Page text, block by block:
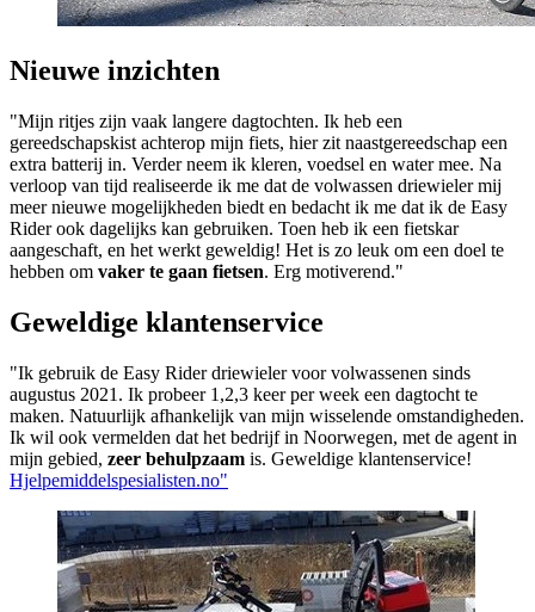
Nieuwe inzichten
"Mijn ritjes zijn vaak langere dagtochten. Ik heb een
gereedschapskist achterop mijn fiets, hier zit naastgereedschap een
extra batterij in. Verder neem ik kleren, voedsel en water mee. Na
verloop van tijd realiseerde ik me dat de volwassen driewieler mij
meer nieuwe mogelijkheden biedt en bedacht ik me dat ik de Easy
Rider ook dagelijks kan gebruiken. Toen heb ik een fietskar
aangeschaft, en het werkt geweldig! Het is zo leuk om een doel te
hebben om vaker te gaan fietsen. Erg motiverend."
Geweldige klantenservice
"Ik gebruik de Easy Rider driewieler voor volwassenen sinds
augustus 2021. Ik probeer 1,2,3 keer per week een dagtocht te
maken. Natuurlijk afhankelijk van mijn wisselende omstandigheden.
Ik wil ook vermelden dat het bedrijf in Noorwegen, met de agent in
mijn gebied, zeer behulpzaam is. Geweldige klantenservice!
Hjelpemiddelspesialisten.no"